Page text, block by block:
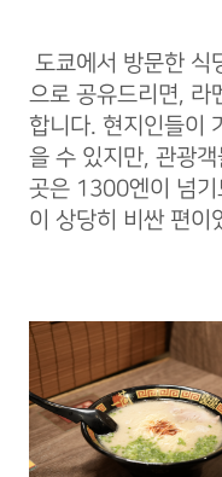
도쿄에서 방문한 식
으로 공유드리면,
합니다. 현지인들이
을 수 있지만, 관광
곳은 1300엔이 넘기
이 상당히 비싼 편이